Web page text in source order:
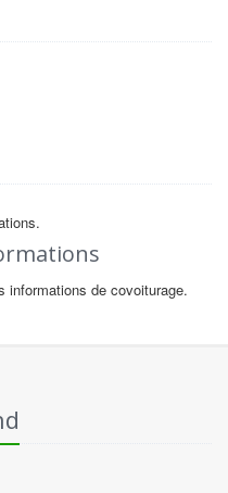
informations de covoiturage.